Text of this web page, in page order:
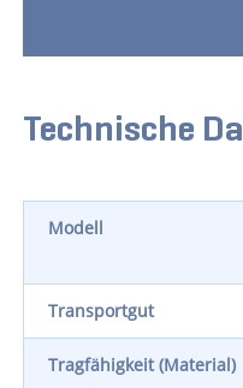
Technische
Modell
Transportgut
Tragfähigkeit (Material)